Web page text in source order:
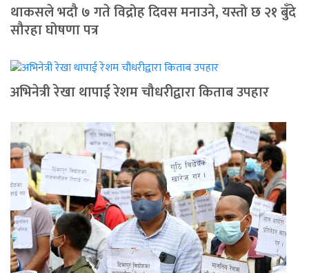
थाकसले भदौ ७ गते विद्रोह दिवस मनाउने, यस्तो छ २१ बुँदे
सौरहा घोषणा पत्र
अभिनेत्री रेखा थापाई रेशम चौधरीद्वारा किताब उपहार